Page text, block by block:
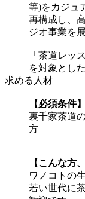
等)をカジュ
再構成し、
ジオ事業を
「茶道レッ
を対象とし
求める人材
【必須条件】
裏千家茶道
方
【こんな方
ワノコトの
若い世代に